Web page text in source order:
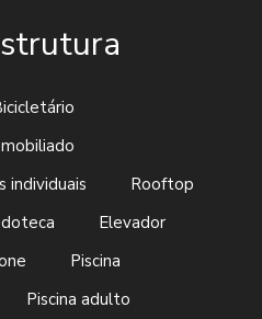
individuais
Rooftop
Elevador
Piscina
Piscina adulto